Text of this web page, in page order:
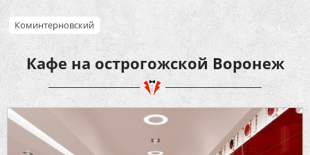
Коминтерновский
Кафе на острогожской Воронеж